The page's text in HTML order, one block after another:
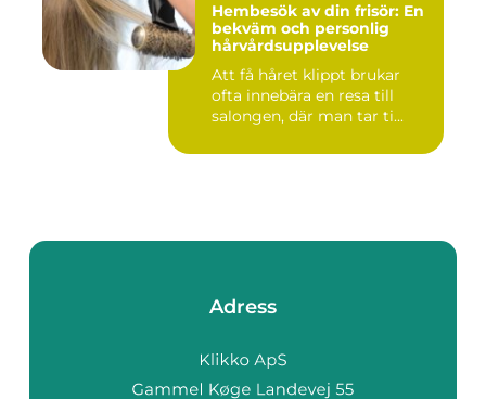
Hembesök av din frisör: En
bekväm och personlig
hårvårdsupplevelse
Att få håret klippt brukar
ofta innebära en resa till
salongen, där man tar ti...
Adress